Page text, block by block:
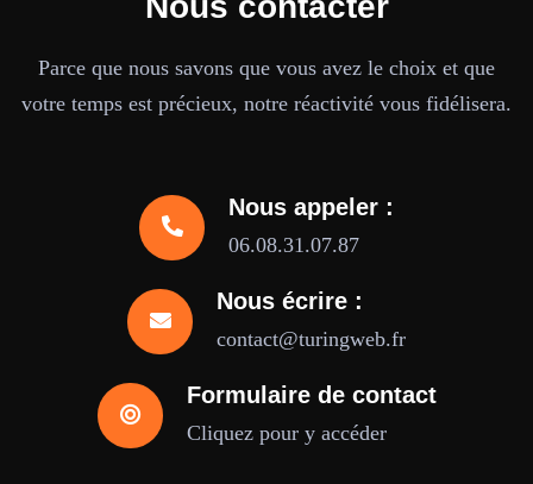
Parce que nous savons que vous avez le choix et que
votre temps est précieux, notre réactivité vous fidélisera.
Nous appeler :
06.08.31.07.87
Nous écrire :
contact@turingweb.fr
Formulaire de contact
Cliquez pour y accéder